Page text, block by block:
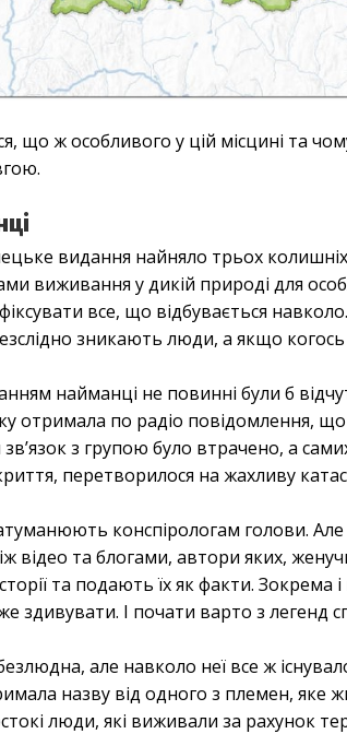
що ж особливого у цій місцині та
видання найняло трьох
виживання у дикій природі для
все, що відбувається
зникають люди, а якщо
найманці не повинні були б
по радіо повідомлення, що
з групою було втрачено, а
перетворилося на жахливу
конспірологам голови.
відео та блогами, автори яких,
та подають їх як факти. Зокрема
здивувати. І почати варто з легенд
але навколо неї все ж
назву від одного з племен, яке
люди, які виживали за рахунок